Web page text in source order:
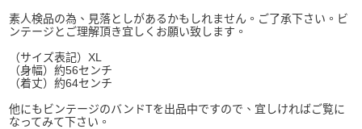
素人検品の為、見落としがあるかもしれません。ご了承下さい。ビ
ンテージとご理解頂き宜しくお願い致します。
（サイズ表記）XL
（身幅）約56センチ
（着丈）約64センチ
他にもビンテージのバンドTを出品中ですので、宜しければご覧に
なってみて下さい。